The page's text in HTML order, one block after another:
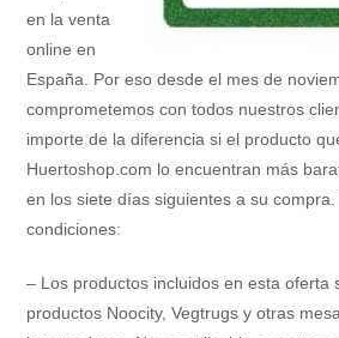
en la venta
online en
España. Por eso desde el mes de
comprometemos con todos nuestros
importe de la diferencia si el producto
Huertoshop.com lo encuentran más
en los siete días siguientes a su
condiciones:
– Los productos incluidos en esta oferta
productos Noocity, Vegtrugs y otras